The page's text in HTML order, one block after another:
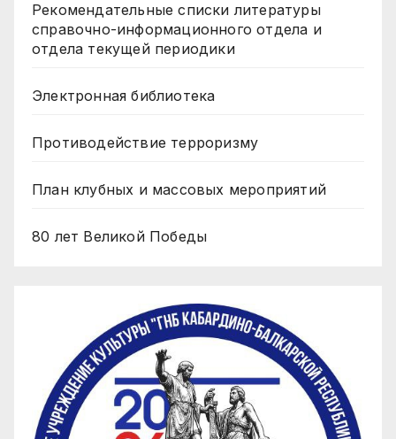
Рекомендательные списки литературы
справочно-информационного отдела и
отдела текущей периодики
Электронная библиотека
Противодействие терроризму
План клубных и массовых мероприятий
80 лет Великой Победы